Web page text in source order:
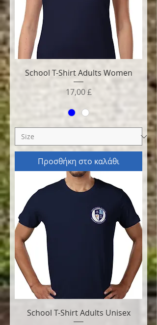
School T-Shirt Adults Women
Τιμή
17,00 £
Προσθήκη στο καλάθι
School T-Shirt Adults Unisex